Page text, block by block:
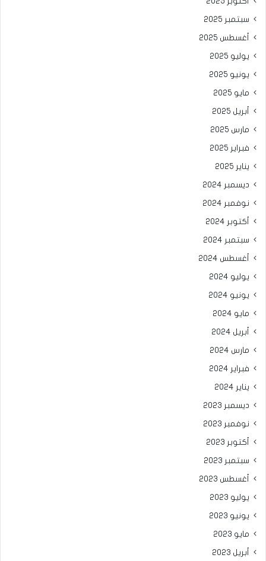
سبتمبر 2025
أغسطس 2025
يوليو 2025
يونيو 2025
مايو 2025
أبريل 2025
مارس 2025
فبراير 2025
يناير 2025
ديسمبر 2024
نوفمبر 2024
أكتوبر 2024
سبتمبر 2024
أغسطس 2024
يوليو 2024
يونيو 2024
مايو 2024
أبريل 2024
مارس 2024
فبراير 2024
يناير 2024
ديسمبر 2023
نوفمبر 2023
أكتوبر 2023
سبتمبر 2023
أغسطس 2023
يوليو 2023
يونيو 2023
مايو 2023
أبريل 2023